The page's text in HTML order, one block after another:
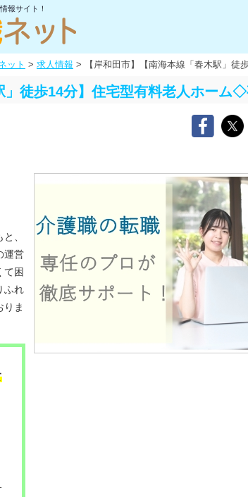
報サイト！
ット > 求人情報 > 【岸和田市】【南海本線「春木駅」
」徒歩14分】住宅型有料老人ホーム
、
運営
て困
ふれ
りま